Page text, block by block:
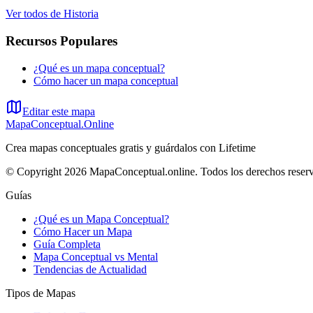
Ver todos de Historia
Recursos Populares
¿Qué es un mapa conceptual?
Cómo hacer un mapa conceptual
Editar este mapa
MapaConceptual.Online
Crea mapas conceptuales gratis y guárdalos con Lifetime
© Copyright 2026 MapaConceptual.online. Todos los derechos
Guías
¿Qué es un Mapa Conceptual?
Cómo Hacer un Mapa
Guía Completa
Mapa Conceptual vs Mental
Tendencias de Actualidad
Tipos de Mapas